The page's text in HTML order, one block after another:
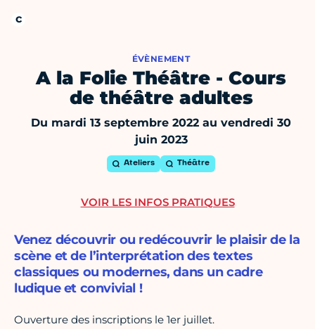
ÉVÈNEMENT
A la Folie Théâtre - Cours
de théâtre adultes
Du mardi 13 septembre 2022 au vendredi 30
juin 2023
Ateliers Théâtre
Venez découvrir ou redécouvrir le plaisir de la
scène et de l’interprétation des textes
classiques ou modernes, dans un cadre
ludique et convivial !
Ouverture des inscriptions le 1er juillet.
VOIR LES INFOS PRATIQUES